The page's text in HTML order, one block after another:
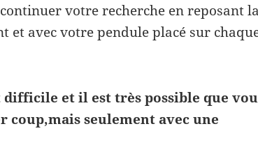
votre recherche en reposant la
et avec votre pendule placé sur
et il est très possible que
coup,mais seulement avec une